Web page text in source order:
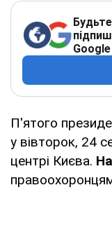
Google
П'ятого
у вівторок, 24
центрі Києва.